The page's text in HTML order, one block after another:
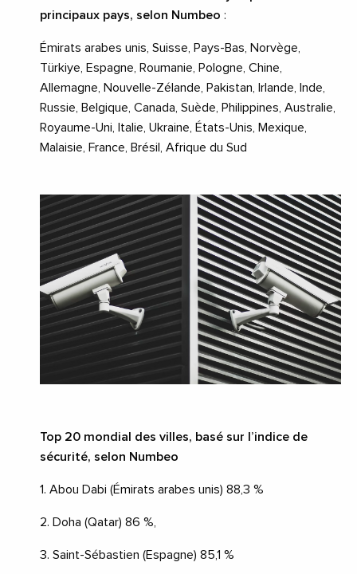
principaux pays, selon Numbeo :
Émirats arabes unis, Suisse, Pays-Bas, Norvège,
Türkiye, Espagne, Roumanie, Pologne, Chine,
Allemagne, Nouvelle-Zélande, Pakistan, Irlande, Inde,
Russie, Belgique, Canada, Suède, Philippines, Australie,
Royaume-Uni, Italie, Ukraine, États-Unis, Mexique,
Malaisie, France, Brésil, Afrique du Sud
Top 20 mondial des villes, basé sur l’indice de
sécurité, selon Numbeo
1. Abou Dabi (Émirats arabes unis) 88,3 %
2. Doha (Qatar) 86 %,
3. Saint-Sébastien (Espagne) 85,1 %